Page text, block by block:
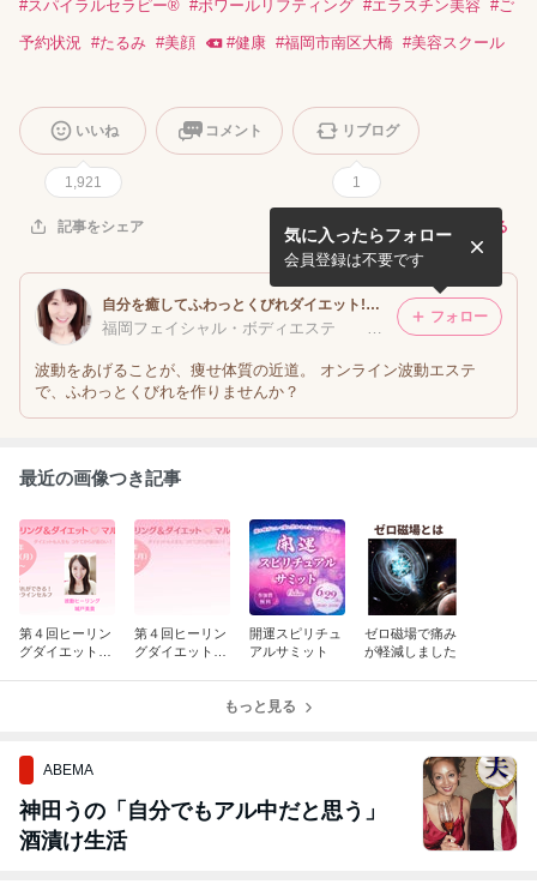
#スパイラルセラピー® #ボワールリフティング #エラスチン美容 #ご
予約状況 #たるみ #美顔 #健康 #福岡市南区大橋 #美容スクール
いいね
1,921
コメント リブログ
1
記事をシェア 記事を報告する
自分を癒してふわっとくびれダイエット!オンライン波動エステ!
波動をあげることが、痩せ体質の近道。 オンライン波動エステ
で、ふわっとくびれを作りませんか？
気に入ったらフォロー
会員登録は不要です
フォロー
最近の画像つき記事
第４回ヒーリン
グダイエットマ
第４回ヒーリン
グダイエットマ
開運スピリチュ
アルサミット
ゼロ磁場で痛み
が軽減しました
もっと見る
ABEMA
神田うの「自分でもアル中だと思う」
酒漬け生活